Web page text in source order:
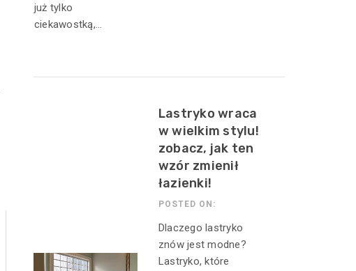
już tylko
ciekawostką,...
Lastryko wraca
w wielkim stylu!
zobacz, jak ten
wzór zmienił
łazienki!
POSTED ON:
Dlaczego lastryko
znów jest modne?
Lastryko, które